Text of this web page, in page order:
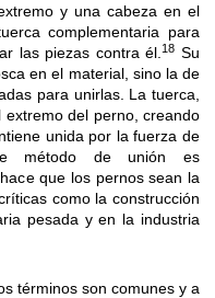
y una cabeza en el
complementaria para
las piezas contra él.18 Su
en el material, sino la de
para unirlas. La tuerca,
del perno, creando
unida por la fuerza de
método de unión es
que los pernos sean la
como la construcción
pesada y en la industria
términos son comunes y a